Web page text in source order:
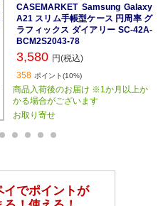
CASEMARKET Samsung Galaxy
A21 スリム手帳型ケース 円周率 グ
ラフィックス ダイアリー SC-42A-
BCM2S2043-78
3,580 円(税込)
358 ポイント(10%)
商品入荷後のお届け ※1か月以上か
かる場合がございます
お取り寄せ